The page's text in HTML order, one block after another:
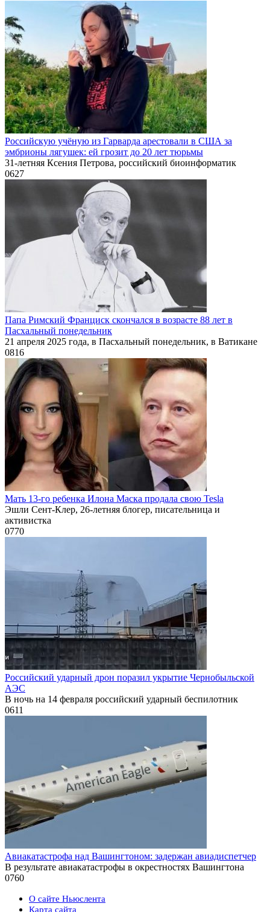
Российскую учёную из Гарварда арестовали в США за
эмбрионы лягушек: ей грозит до 20 лет тюрьмы
31-летняя Ксения Петрова, российский биоинформатик
0627
Папа Римский Франциск скончался в возрасте 88 лет в
Пасхальный понедельник
21 апреля 2025 года, в Пасхальный понедельник, в Ватикане
0816
Мать 13-го ребенка Илона Маска продала свою Tesla
Эшли Сент-Клер, 26-летняя блогер, писательница и
активистка
0770
Российский ударный дрон поразил укрытие Чернобыльской
АЭС
В ночь на 14 февраля российский ударный беспилотник
0611
Авиакатастрофа над Вашингтоном: задержан авиадиспетчер
В результате авиакатастрофы в окрестностях Вашингтона
0760
О сайте Ньюслента
Карта сайта